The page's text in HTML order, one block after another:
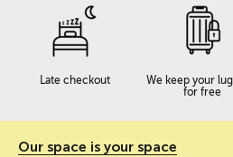
Late checkout
We keep your
for free
Our space is your space